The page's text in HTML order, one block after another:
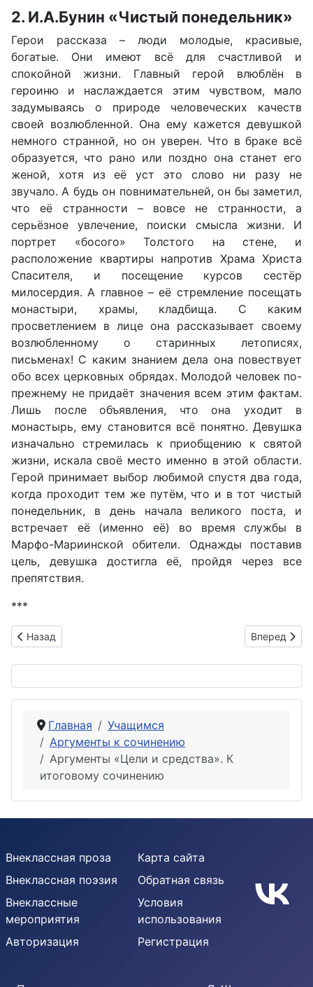
2. И.А.Бунин «Чистый понедельник»
Герои рассказа – люди молодые, красивые,
богатые. Они имеют всё для счастливой и
спокойной жизни. Главный герой влюблён в
героиню и наслаждается этим чувством, мало
задумываясь о природе человеческих качеств
своей возлюбленной. Она ему кажется девушкой
немного странной, но он уверен. Что в браке всё
образуется, что рано или поздно она станет его
женой, хотя из её уст это слово ни разу не
звучало. А будь он повнимательней, он бы заметил,
что её странности – вовсе не странности, а
серьёзное увлечение, поиски смысла жизни. И
портрет «босого» Толстого на стене, и
расположение квартиры напротив Храма Христа
Спасителя, и посещение курсов сестёр
милосердия. А главное – её стремление посещать
монастыри, храмы, кладбища. С каким
просветлением в лице она рассказывает своему
возлюбленному о старинных летописях,
письменах! С каким знанием дела она повествует
обо всех церковных обрядах. Молодой человек по-
прежнему не придаёт значения всем этим фактам.
Лишь после объявления, что она уходит в
монастырь, ему становится всё понятно. Девушка
изначально стремилась к приобщению к святой
жизни, искала своё место именно в этой области.
Герой принимает выбор любимой спустя два года,
когда проходит тем же путём, что и в тот чистый
понедельник, в день начала великого поста, и
встречает её (именно её) во время службы в
Марфо-Мариинской обители. Однажды поставив
цель, девушка достигла её, пройдя через все
препятствия.
***
Предыдущий: Аргументы «Смелость и трусость». К
Назад Следующий:
Вперед
Главная
Учащимся
Аргументы к сочинению
Аргументы «Цели и средства». К
итоговому сочинению
Внеклассная проза
Внеклассная поэзия
Внеклассные
мероприятия
Авторизация
Карта сайта
Обратная связь
Условия
использования
Регистрация